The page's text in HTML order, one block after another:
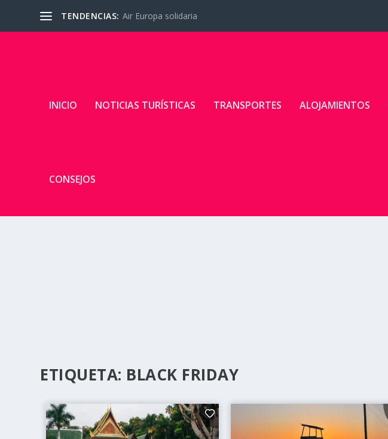
TENDENCIAS: Air Europa solidaria
INICIO NOTICIAS TURÍSTICAS TRANSPORTES ALOJAMIENTOS
CONSEJOS
ETIQUETA: BLACK FRIDAY